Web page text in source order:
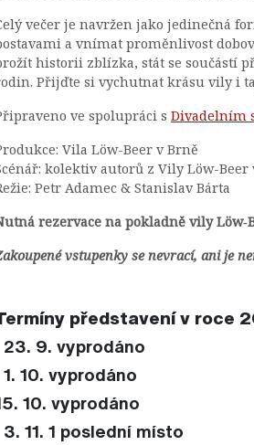
večer je navržen jako jedinečná
a vnímat proměnlivost
historii zblízka, stát se součástí
Přijďte si vychutnat krásu vily i
ve spolupráci s Divadelním
Vila Löw-Beer v Brně
kolektiv autorů z Vily Löw-
Petr Adamec & Stanislav Bárta
rezervace na pokladně vily
vstupenky se nevrací, ani je
představení v roce
23. 9. vyprodáno
1. 10. vyprodáno
10. vyprodáno
3. 11. 1 poslední místo